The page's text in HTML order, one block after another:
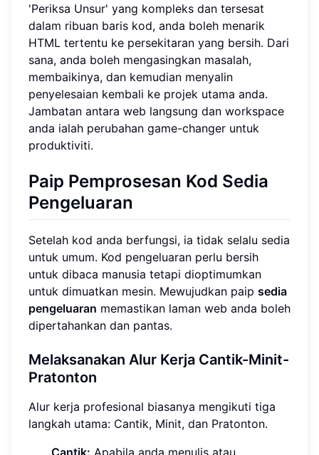
'Periksa Unsur' yang kompleks dan tersesat
dalam ribuan baris kod, anda boleh menarik
HTML tertentu ke persekitaran yang bersih. Dari
sana, anda boleh mengasingkan masalah,
membaikinya, dan kemudian menyalin
penyelesaian kembali ke projek utama anda.
Jambatan antara web langsung dan workspace
anda ialah perubahan game-changer untuk
produktiviti.
Paip Pemprosesan Kod Sedia
Pengeluaran
Setelah kod anda berfungsi, ia tidak selalu sedia
untuk umum. Kod pengeluaran perlu bersih
untuk dibaca manusia tetapi dioptimumkan
untuk dimuatkan mesin. Mewujudkan paip sedia
pengeluaran memastikan laman web anda boleh
dipertahankan dan pantas.
Melaksanakan Alur Kerja Cantik-Minit-
Pratonton
Alur kerja profesional biasanya mengikuti tiga
langkah utama: Cantik, Minit, dan Pratonton.
Cantik: Apabila anda menulis atau